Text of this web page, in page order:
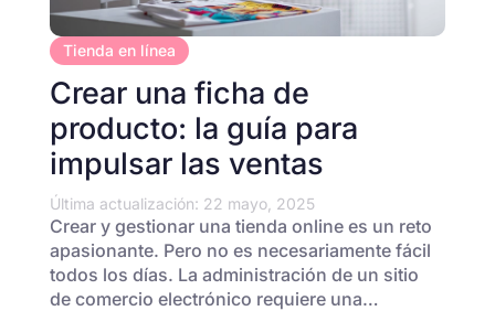
Tienda en línea
Crear una ficha de
producto: la guía para
impulsar las ventas
Última actualización: 22 mayo, 2025
Crear y gestionar una tienda online es un reto
apasionante. Pero no es necesariamente fácil
todos los días. La administración de un sitio
de comercio electrónico requiere una…